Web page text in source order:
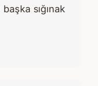
başka sığınak